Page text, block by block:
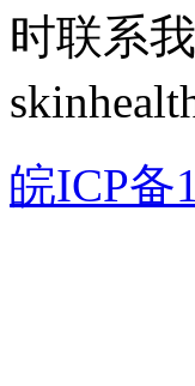
时联系
皖ICP备